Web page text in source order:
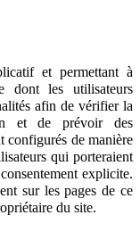
et permettant à
dont les utilisateurs
afin de vérifier la
et de prévoir des
configurés de manière
qui porteraient
explicite.
sur les pages de ce
du site.